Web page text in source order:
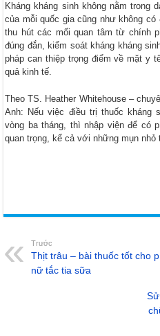
Kháng kháng sinh không nằm
của mỗi quốc gia cũng như không
thu hút các mối quan tâm từ chính
đúng đắn, kiểm soát kháng kháng
pháp can thiệp trọng điểm về mặt y
quả kinh tế.
Theo TS. Heather Whitehouse –
Anh: Nếu việc điều trị thuốc kháng
vòng ba tháng, thì nhập viện để có
quan trọng, kể cả với những mụn nhỏ
Trước
Thịt trâu – bài thuốc tốt cho
nữ tắc tia sữa